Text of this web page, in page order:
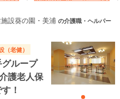
設葵の園・美浦 の介護職・ヘルパー
（老健）
グループ
護老人保
！